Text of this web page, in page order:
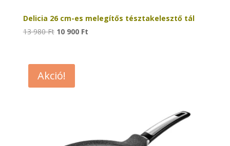
Delicia 26 cm-es melegítős tésztakelesztő tál
13 980Ft Original
13
980 Ft.
10 900 FtCurrent
Akció!